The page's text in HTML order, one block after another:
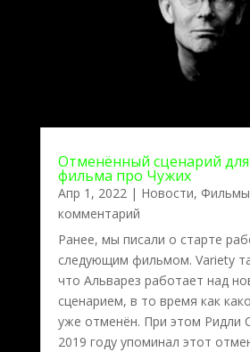
Отменённый сценарий
фильма про Чужих
Апр 1, 2022| Новости, Фильмы
комментарий
Ранее, мы писали о старте
следующим фильмом. Variety
что Альварез работает над
сценарием, в то время как
уже отменён. При этом Ридли
2019 году упоминал этот